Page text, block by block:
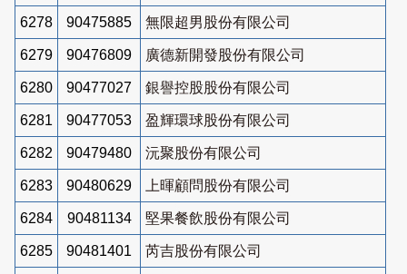
6278 90475885 無限超男股份有限公司
6279 90476809 廣德新開發股份有限公司
6280 90477027 銀譽控股股份有限公司
6281 90477053 盈輝環球股份有限公司
6282 90479480 沅聚股份有限公司
6283 90480629 上暉顧問股份有限公司
6284 90481134 堅果餐飲股份有限公司
6285 90481401 芮吉股份有限公司